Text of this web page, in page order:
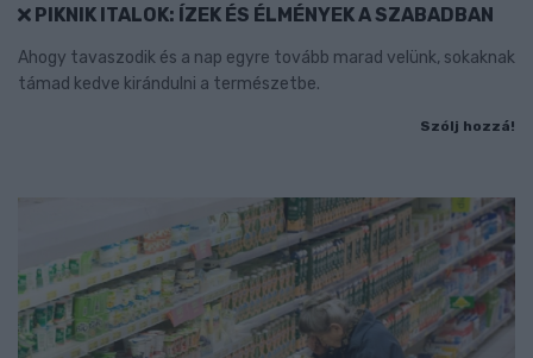
PIKNIK ITALOK: ÍZEK ÉS ÉLMÉNYEK A SZABADBAN
Ahogy tavaszodik és a nap egyre tovább marad velünk, sokaknak
támad kedve kirándulni a természetbe.
Szólj hozzá!